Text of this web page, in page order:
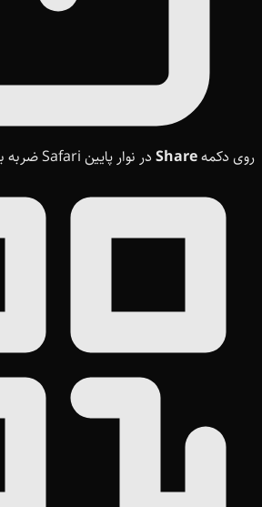
روی دکمهShare در نوار پایین Safari ضربه بزنید